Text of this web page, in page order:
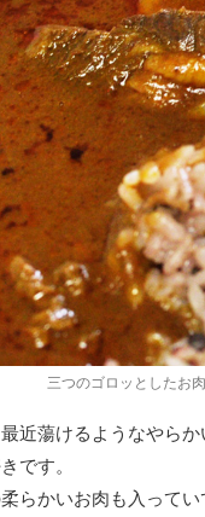
三つのゴロッとしたお
近蕩けるようなやら
です。
らかいお肉も入ってい